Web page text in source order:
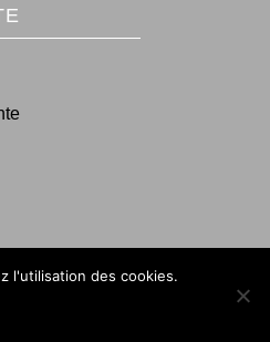
l'utilisation des cookies.